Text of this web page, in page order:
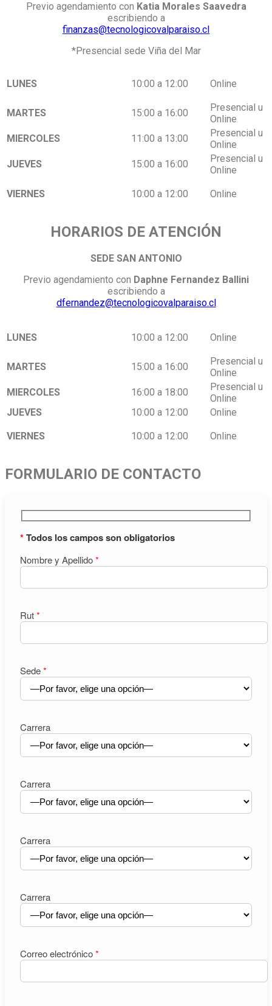
Previo agendamiento con Katia Morales Saavedra
escribiendo a
finanzas@tecnologicovalparaiso.cl
*Presencial sede Viña del Mar
LUNES 10:00 a 12:00 Online
MARTES 15:00 a 16:00
Presencial u
Online
MIERCOLES
11:00 a 13:00
Presencial u
Online
JUEVES
15:00 a 16:00
Presencial u
Online
VIERNES 10:00 a 12:00 Online
HORARIOS DE ATENCIÓN
SEDE SAN ANTONIO
Previo agendamiento con Daphne Fernandez Ballini
escribiendo a
dfernandez@tecnologicovalparaiso.cl
LUNES 10:00 a 12:00 Online
MARTES 15:00 a 16:00
Presencial u
Online
MIERCOLES
16:00 a 18:00
Presencial u
Online
JUEVES
10:00 a 12:00 Online
VIERNES 10:00 a 12:00 Online
FORMULARIO DE CONTACTO
*Todos los campos son obligatorios
Nombre y Apellido*
Rut*
Sede*
Carrera
Carrera
Carrera
Carrera
Correo electrónico*